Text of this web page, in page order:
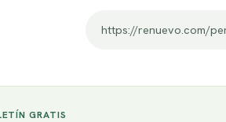
https://renuevo.com/
GRATIS